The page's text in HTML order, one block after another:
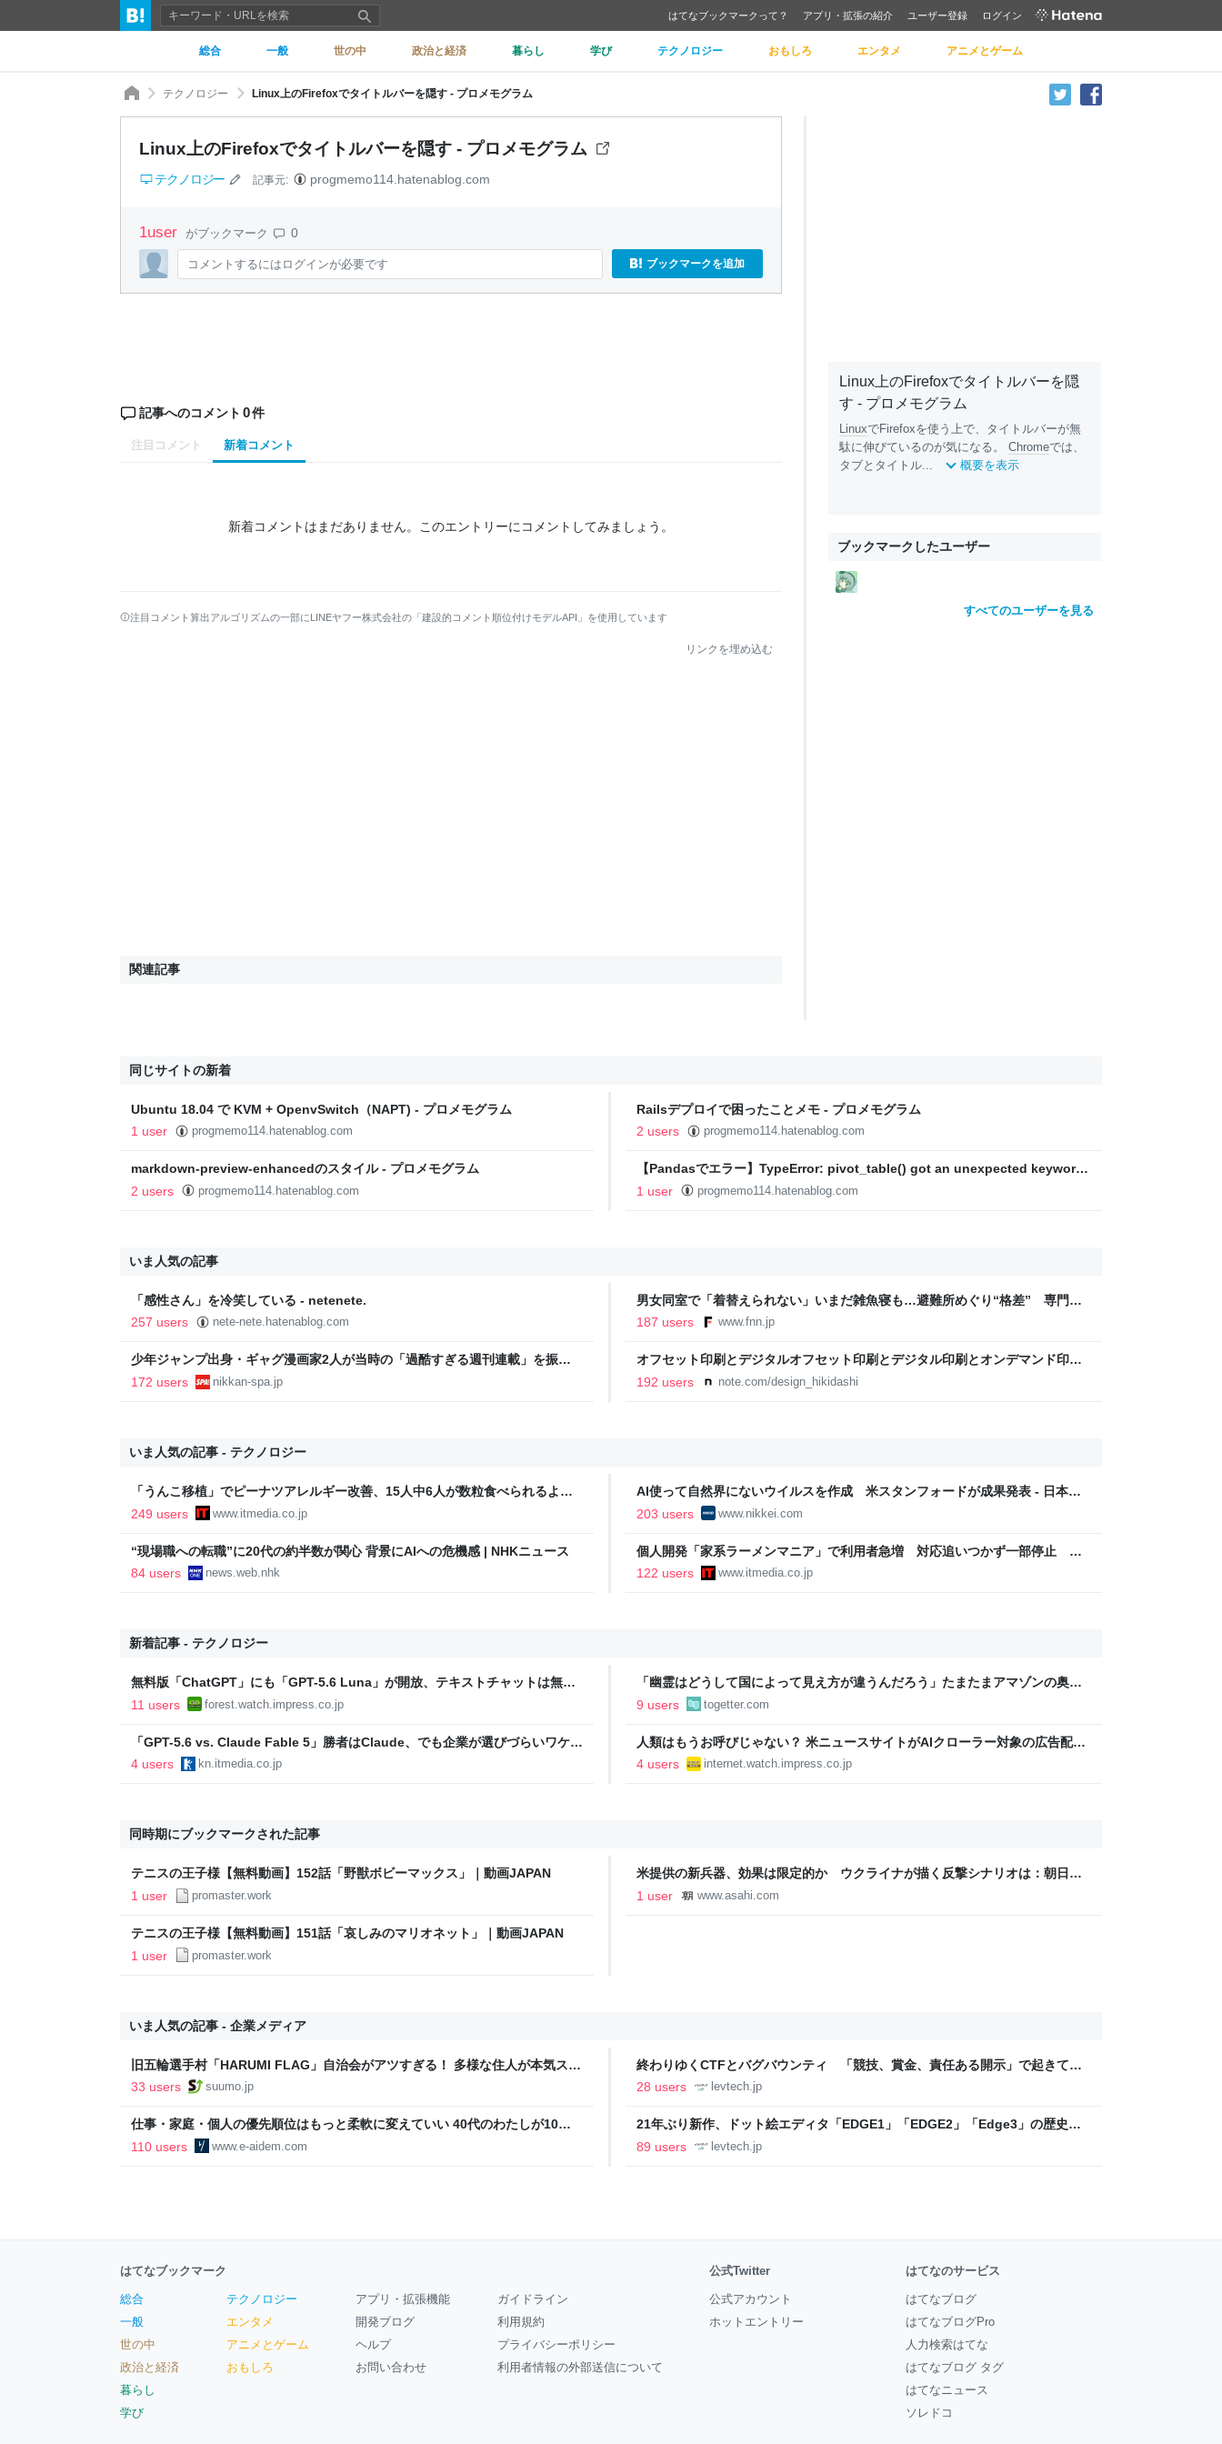
はてなブックマークって？ アプリ・拡張の紹介 ユーザー登録 ログイン
総合 一般 世の中 政治と経済 暮らし 学び テクノロジー おもしろ エンタメ アニメとゲーム
テクノロジー Linux上のFirefoxでタイトルバーを隠す - プロメモグラム
Linux上のFirefoxでタイトルバーを隠す - プロメモグラム
テクノロジー 記事元: progmemo114.hatenablog.com
1user がブックマーク 0
コメントするにはログインが必要です ブックマークを追加
記事へのコメント 0件
注目コメント 新着コメント
新着コメントはまだありません。 このエントリーにコメントしてみましょう。
注目コメント算出アルゴリズムの一部にLINEヤフー株式会社の「建設的コメント順位付けモデルAPI」を使用しています
リンクを埋め込む
関連記事
Linux上のFirefoxでタイトルバーを隠
す - プロメモグラム
LinuxでFirefoxを使う上で、タイトルバーが無
駄に伸びているのが気になる。 Chromeでは、
タブとタイトル...
概要を表示
ブックマークしたユーザー
すべてのユーザーを見る
同じサイトの新着
Ubuntu 18.04 で KVM + OpenvSwitch（NAPT) - プロメモグラム
1 user
progmemo114.hatenablog.com
Railsデプロイで困ったことメモ - プロメモグラム
2 users
progmemo114.hatenablog.com
markdown-preview-enhancedのスタイル - プロメモグラム
2 users
progmemo114.hatenablog.com
【Pandasでエラー】TypeError: pivot_table() got an unexpected keyword
argument 'rows' - プロメモグラム
1 user progmemo114.hatenablog.com
いま人気の記事
「感性さん」を冷笑している - netenete.
257 users
nete-nete.hatenablog.com
男女同室で「着替えられない」いまだ雑魚寝も…避難所めぐり“格差” 専門家
「標準化されていない」 令和8年熊本地震｜FNNプライムオンライン
187 users www.fnn.jp
少年ジャンプ出身・ギャグ漫画家2人が当時の「過酷すぎる週刊連載」を振り
返る。「ヘルニアで入院しても原稿は落とさない」ストイックな舞台裏 | 日刊
172 users nikkan-spa.jp
オフセット印刷とデジタルオフセット印刷とデジタル印刷とオンデマンド印刷
と。｜デザインのひきだし 津田淳子
192 users note.com/design_hikidashi
いま人気の記事 - テクノロジー
「うんこ移植」でピーナツアレルギー改善、15人中6人が数粒食べられるよう
に ヒトの実証は初 Science系列誌掲載
249 users www.itmedia.co.jp
AI使って自然界にないウイルスを作成 米スタンフォードが成果発表 - 日本経
済新聞
203 users www.nikkei.com
“現場職への転職”に20代の約半数が関心 背景にAIへの危機感 | NHKニュース
84 users
news.web.nhk
個人開発「家系ラーメンマニア」で利用者急増 対応追いつかず一部停止
「より信頼していただけるアプリに」
122 users www.itmedia.co.jp
新着記事 - テクノロジー
無料版「ChatGPT」にも「GPT-5.6 Luna」が開放、テキストチャットは無制
限へ／Plus/Proでも「GPT-5.6 Sol」が強化、即答・熟考をスライダーで調整
11 users forest.watch.impress.co.jp
「幽霊はどうして国によって見え方が違うんだろう」たまたまアマゾンの奥地
にロケに行く事があったので先住民の人に、どんな幽霊がいるのか聞いたら、
9 users togetter.com
「GPT-5.6 vs. Claude Fable 5」勝者はClaude、でも企業が選びづらいワケ：
891st Lap
4 users kn.itmedia.co.jp
人類はもうお呼びじゃない？ 米ニュースサイトがAIクローラー対象の広告配信
を開始【やじうまWatch】
4 users internet.watch.impress.co.jp
同時期にブックマークされた記事
テニスの王子様【無料動画】152話「野獣ボビーマックス」｜動画JAPAN
1 user
promaster.work
米提供の新兵器、効果は限定的か ウクライナが描く反撃シナリオは：朝日新
聞
1 user www.asahi.com
テニスの王子様【無料動画】151話「哀しみのマリオネット」｜動画JAPAN
1 user
promaster.work
いま人気の記事 - 企業メディア
旧五輪選手村「HARUMI FLAG」自治会がアツすぎる！ 多様な住人が本気スキ
ルで挑む、盆踊り2万人集客や交通改善など“街の価値向上”戦略 東京・中央
33 users suumo.jp
終わりゆくCTFとバグバウンティ 「競技、賞金、責任ある開示」で起きてい
ること【フォーカス】 - レバテックLAB
28 users levtech.jp
仕事・家庭・個人の優先順位はもっと柔軟に変えていい 40代のわたしが10年
後の自分に伝えたいこと - りっすん by イーアイデム
110 users www.e-aidem.com
21年ぶり新作、ドット絵エディタ「EDGE1」「EDGE2」「Edge3」の歴史に
ついて作者に聞く【フォーカス】 - レバテックLAB
89 users levtech.jp
はてなブックマーク
総合
一般
世の中
政治と経済
暮らし
学び
テクノロジー
エンタメ
アニメとゲーム
おもしろ
アプリ・拡張機能
開発ブログ
ヘルプ
お問い合わせ
ガイドライン
利用規約
プライバシーポリシー
利用者情報の外部送信について
公式Twitter
公式アカウント
ホットエントリー
はてなのサービス
はてなブログ
はてなブログPro
人力検索はてな
はてなブログ タグ
はてなニュース
ソレドコ